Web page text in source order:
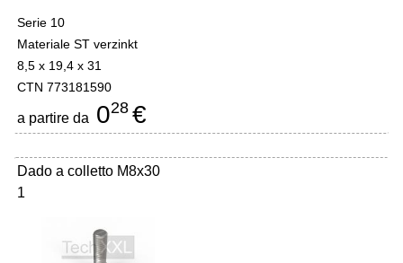
Serie 10
Materiale ST verzinkt
8,5 x 19,4 x 31
CTN 773181590
a partire da 028 €
Dado a colletto M8x30
1